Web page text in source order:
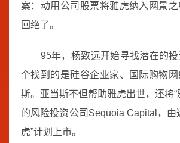
案：动用公司股票将雅虎纳入网景
回绝了。
95年，杨致远开始寻找潜在的投
个找到的是硅谷企业家、国际购物
斯。亚当斯不但帮助雅虎出世，还将“
的风险投资公司Sequoia Capital，由
虎”计划上市。